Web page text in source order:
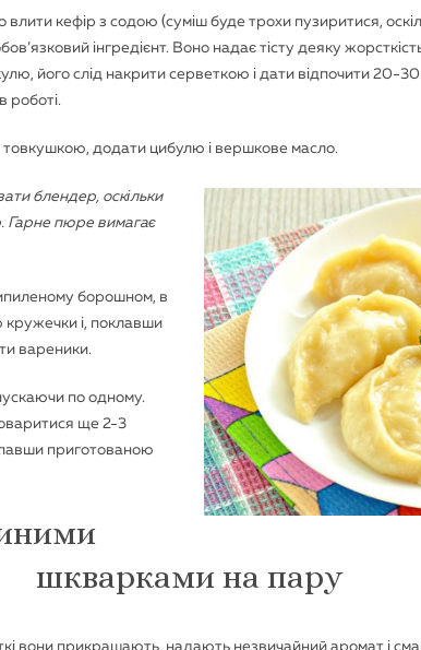
кефір з содою (суміш буде трохи пузиритися,
інгредієнт. Воно надає тісту деяку
його слід накрити серветкою і дати відпочити 20-
роботі.
товкушкою, додати цибулю і вершкове масло.
блендер, оскільки
Гарне пюре вимагає
борошном, в
і, поклавши
вареники.
по одному.
ще 2-3
приготованою
шкварками на пару
вони прикрашають, надають незвичайний аромат і